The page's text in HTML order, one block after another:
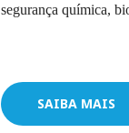
segurança química,
SAIBA MAIS